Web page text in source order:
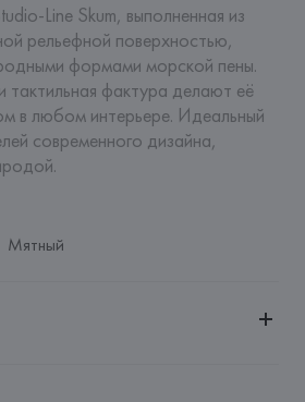
Line Skum, выполненная из
рельефной поверхностью,
формами морской пены.
тактильная фактура делают её
в любом интерьере. Идеальный
современного дизайна,
Мятный